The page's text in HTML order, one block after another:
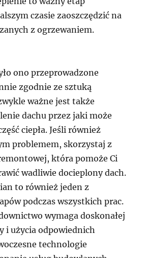
czasie zaoszczędzić na
z ogrzewaniem.
ono przeprowadzone
zgodnie ze sztuką
ważne jest także
dachu przez jaki może
ciepła. Jeśli również
problemem, skorzystaj z
która pomoże Ci
wadliwie docieplony dach.
to również jeden z
podczas wszystkich prac.
wymaga doskonałej
i użycia odpowiednich
technologie